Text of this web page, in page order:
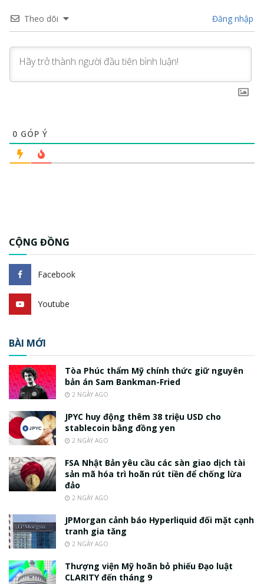
Theo dõi Đăng nhập
0 GÓP Ý
CỘNG ĐỒNG
Facebook
Youtube
BÀI MỚI
Tòa Phúc thẩm Mỹ chính thức giữ nguyên
bản án Sam Bankman-Fried
2 NGÀY AGO
JPYC huy động thêm 38 triệu USD cho
stablecoin bằng đồng yen
2 NGÀY AGO
FSA Nhật Bản yêu cầu các sàn giao dịch tài
sản mã hóa trì hoãn rút tiền để chống lừa
đảo
2 NGÀY AGO
JPMorgan cảnh báo Hyperliquid đối mặt cạnh
tranh gia tăng
2 NGÀY AGO
Thượng viện Mỹ hoãn bỏ phiếu Đạo luật
CLARITY đến tháng 9